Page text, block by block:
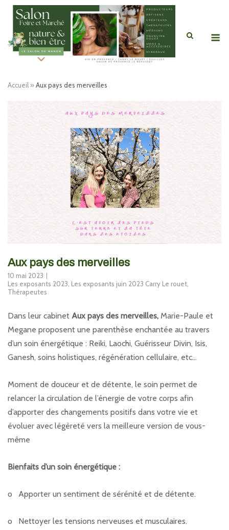
Skip
content
Accueil » Aux pays des merveilles
Aux pays des merveilles
10 mai 2023
Les exposants 2023 Les exposants juin 2023 Carry Le rouet
Thérapeutes
Dans leur cabinet Aux pays des merveilles, Marie-Paule et
Megane proposent une parenthèse enchantée au travers
d’un soin énergétique : Reiki, Laochi, Guérisseur Divin, Isis,
Ganesh, soins holistiques, régénération cellulaire, etc…
Moment de douceur et de détente, le soin permet de
relancer la circulation de l’énergie de votre corps afin
d’apporter des changements positifs dans votre vie et
évoluer avec légèreté vers la meilleure version de vous-
même
Bienfaits d’un soin énergétique :
o Apporter un sentiment de sérénité et de détente.
o Nettoyer les tensions nerveuses et musculaires.